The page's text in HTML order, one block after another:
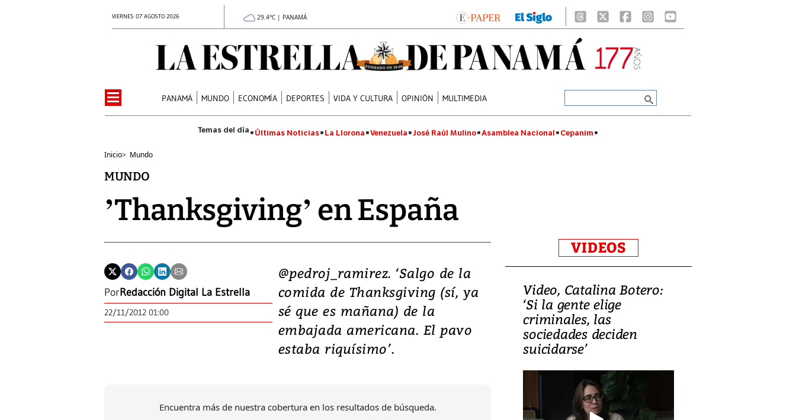
VIERNES 07 AGOSTO 2026 29.4°C | PANAMÁ
PANAMÁ MUNDO ECONOMÍA DEPORTES VIDA Y CULTURA OPINIÓN MULTIMEDIA
Últimas Noticias La Llorona Venezuela José Raúl Mulino Asamblea Nacional Cepanim
Inicio> Mundo
MUNDO
’Thanksgiving’ en España
PorRedacción Digital La Estrella
22/11/2012 01:00
@pedroj_ramirez. ‘Salgo de la
comida de Thanksgiving (sí, ya
sé que es mañana) de la
embajada americana. El pavo
estaba riquísimo’.
Encuentra más de nuestra cobertura en los resultados de búsqueda.
VIDEOS
Video, Japón: Terremoto
deja heridos y graves
daños en Kumamoto
Video, Catalina Botero:
‘Si la gente elige
criminales, las
sociedades deciden
suicidarse’